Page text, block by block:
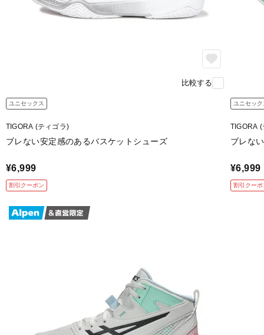
比較する
ユニセックス
TIGORA (ティゴラ)
ブレない安定感のあるバスケットシューズ
¥6,999
割引クーポン
ユニセック
TIGORA
ブレな
¥6,999
割引クーポ